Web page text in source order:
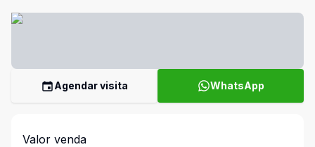
Agendar visita WhatsApp
Valor venda